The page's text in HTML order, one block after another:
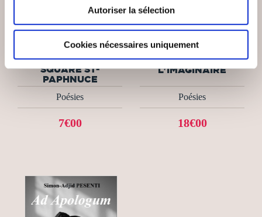
Autoriser la sélection
Cookies nécessaires uniquement
TIMON
LE LIQUIDAMBAR DU
SQUARE ST-
PAPHNUCE
Poésies
7€00
Mireille Viller
AU SOUFFLE DE
L'IMAGINAIRE
Poésies
18€00